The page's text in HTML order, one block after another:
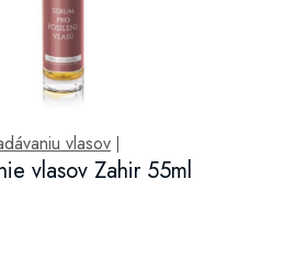
vlasov
vlasov Zahir 55ml